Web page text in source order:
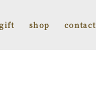
shop contact